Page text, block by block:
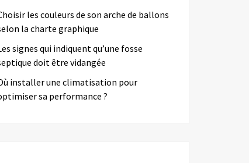
les couleurs de son arche de ballons
la charte graphique
signes qui indiquent qu’une fosse
doit être vidangée
installer une climatisation pour
sa performance ?